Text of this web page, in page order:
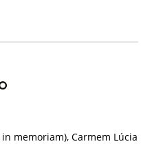
memoriam), Carmem Lúcia